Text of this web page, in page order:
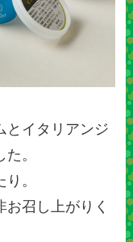
とイタリアンジ
。
。
召し上がりく